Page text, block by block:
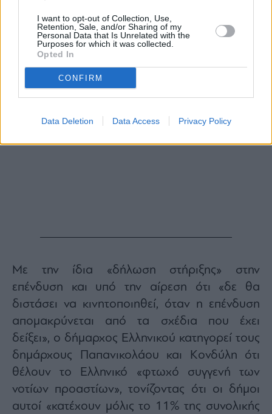
I want to opt-out of Collection, Use,
Retention, Sale, and/or Sharing of my
Personal Data that Is Unrelated with the
Purposes for which it was collected.
Opted In
CONFIRM
Data Deletion Data Access Privacy Policy
Με την ίδια «δήλωση στήριξης» στην
επένδυση και υπό την αίρεση ότι «δε θα
διστάσει να κινητοποιηθεί, όταν η επένδυση
απομακρύνεται από τα σχέδια που έχει
δείξει», ο δήμαρχος Ελληνικού κατηγορεί τους
δημάρχους Παπανικολάου και Κονδύλη ότι
θέλουν το Ελληνικό «φτωχό συγγενή των
νοτίων προαστίων», τονίζοντας ότι οι δήμοι
αυτοί «κατέχουν μόλις το 11% της συνολικής